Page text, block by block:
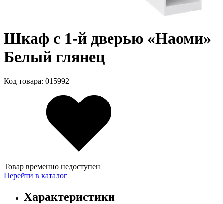
Шкаф с 1-й дверью «Наоми»
Белый глянец
Код товара: 015992
Товар временно недоступен
Перейти в каталог
Характеристики